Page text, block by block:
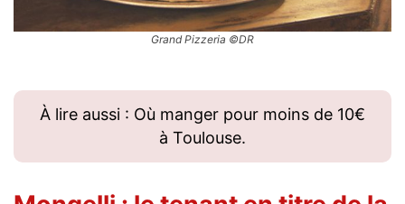
Grand Pizzeria ©DR
À lire aussi : Où manger pour moins de 10€
à Toulouse.